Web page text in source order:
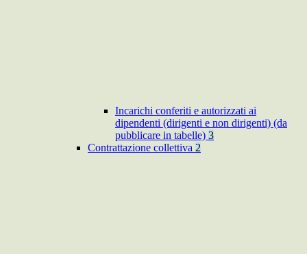
Incarichi conferiti e autorizzati ai
dipendenti (dirigenti e non dirigenti) (da
pubblicare in tabelle) 3
Contrattazione collettiva 2